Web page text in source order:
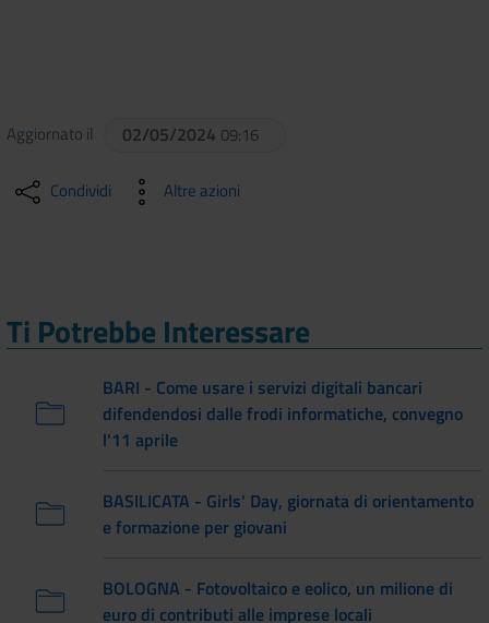
Aggiornato il 02/05/2024 09:16
Condividi Altre azioni
Ti Potrebbe Interessare
BARI - Come usare i servizi digitali bancari
difendendosi dalle frodi informatiche, convegno
l'11 aprile
BASILICATA - Girls' Day, giornata di orientamento
e formazione per giovani
BOLOGNA - Fotovoltaico e eolico, un milione di
euro di contributi alle imprese locali